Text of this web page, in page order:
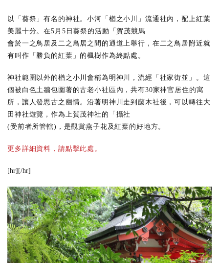
以「葵祭」有名的神社。小河「楢之小川」流通社內，配上紅葉
美麗十分。在5月5日葵祭的活動「賀茂競馬
會於一之鳥居及二之鳥居之間的通道上舉行，在二之鳥居附近就
有叫作「勝負的紅葉」的楓樹作為終點處。
神社範圍以外的楢之小川會稱為明神川，流經「社家街並」。這
個被白色土牆包圍著的古老小社區內，共有30家神官居住的寓
所，讓人發思古之幽情。沿著明神川走到藤木社後，可以轉往大
田神社遊覽，作為上賀茂神社的「攝社
(受前者所管轄)，是觀賞燕子花及紅葉的好地方。
更多詳細資料，請點擊此處。
[hr][/hr]